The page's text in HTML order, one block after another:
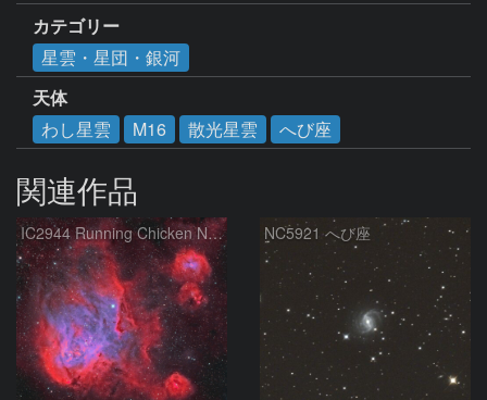
カテゴリー
星雲・星団・銀河
天体
わし星雲
M16 散光星雲 へび座
関連作品
IC2944 Running Chicken Nebula NC5921 へび座